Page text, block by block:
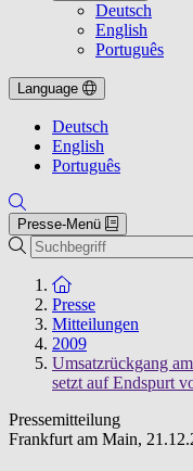
Deutsch
English
Português
Language
Deutsch
English
Português
Presse-Menü
Suche
Zur Startseite
Presse
Mitteilungen
2009
Umsatzrückgang
setzt auf Endspurt
Pressemitteilung
Frankfurt am Main,